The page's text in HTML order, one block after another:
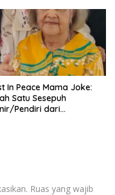
In Peace Mama Joke:
Satu Sesepuh
Pendiri dari
Ruas yang wajib